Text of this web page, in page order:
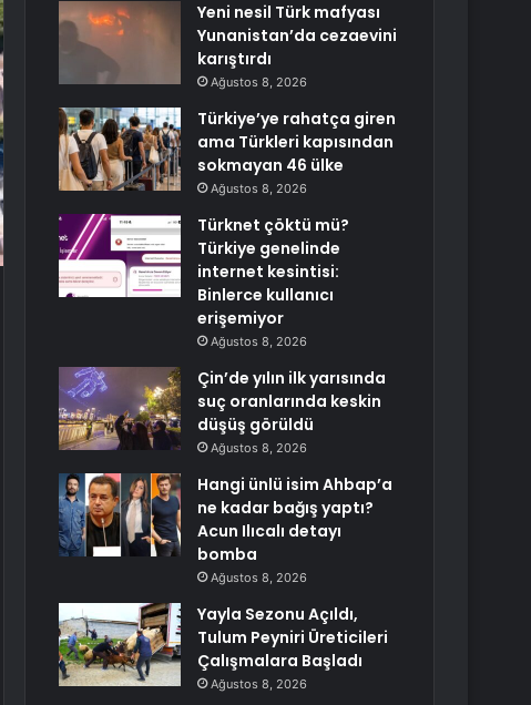
Yeni nesil Türk mafyası
Yunanistan’da cezaevini
karıştırdı
Ağustos 8, 2026
Türkiye’ye rahatça giren
ama Türkleri kapısından
sokmayan 46 ülke
Ağustos 8, 2026
Türknet çöktü mü?
Türkiye genelinde
internet kesintisi:
Binlerce kullanıcı
erişemiyor
Ağustos 8, 2026
Çin’de yılın ilk yarısında
suç oranlarında keskin
düşüş görüldü
Ağustos 8, 2026
Hangi ünlü isim Ahbap’a
ne kadar bağış yaptı?
Acun Ilıcalı detayı
bomba
Ağustos 8, 2026
Yayla Sezonu Açıldı,
Tulum Peyniri Üreticileri
Çalışmalara Başladı
Ağustos 8, 2026